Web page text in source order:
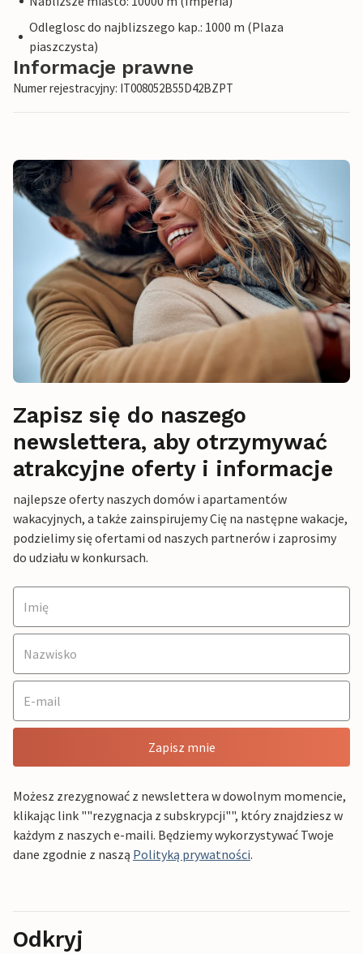
Odleglosc do najblizszego kap.: 1000 m (Plaza
piaszczysta)
Informacje prawne
Numer rejestracyjny: IT008052B55D42BZPT
Zapisz się do naszego
newslettera, aby otrzymywać
atrakcyjne oferty i informacje
najlepsze oferty naszych domów i apartamentów
wakacyjnych, a także zainspirujemy Cię na następne wakacje,
podzielimy się ofertami od naszych partnerów i zaprosimy
do udziału w konkursach.
Zapisz mnie
Możesz zrezygnować z newslettera w dowolnym momencie,
klikając link ""rezygnacja z subskrypcji"", który znajdziesz w
każdym z naszych e-maili. Będziemy wykorzystywać Twoje
dane zgodnie z naszą Polityką prywatności.
Odkryj